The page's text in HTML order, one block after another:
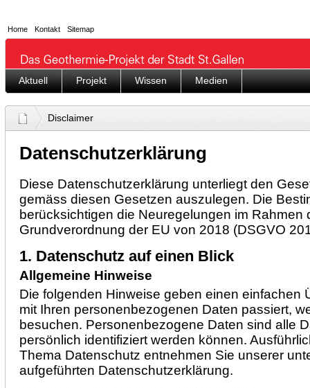
Home Kontakt Sitemap
Aktuell Projekt Wissen Medien
Disclaimer
Datenschutzerklärung
Diese Datenschutzerklärung unterliegt den
gemäss diesen Gesetzen auszulegen. Die
berücksichtigen die Neuregelungen im Rahmen
Grundverordnung der EU von 2018 (DSGVO
1. Datenschutz auf einen Blick
Allgemeine Hinweise
Die folgenden Hinweise geben einen einfachen
mit Ihren personenbezogenen Daten passiert,
besuchen. Personenbezogene Daten sind alle
persönlich identifiziert werden können.
Thema Datenschutz entnehmen Sie unserer
aufgeführten Datenschutzerklärung.